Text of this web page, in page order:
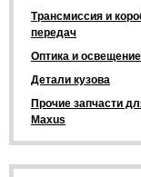
Трансмиссия и
передач
Оптика и освещение
Детали кузова
Прочие запчасти
Maxus